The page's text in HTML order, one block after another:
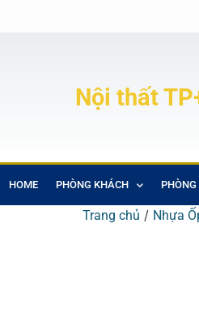
Nội thất
HOME PHÒNG KHÁCH PHÒNG
Trang chủ / Nhựa